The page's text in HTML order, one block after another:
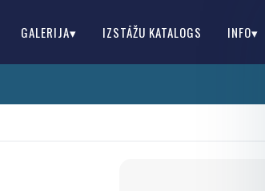
GALERIJA▾ IZSTĀŽU KATALOGS INFO▾